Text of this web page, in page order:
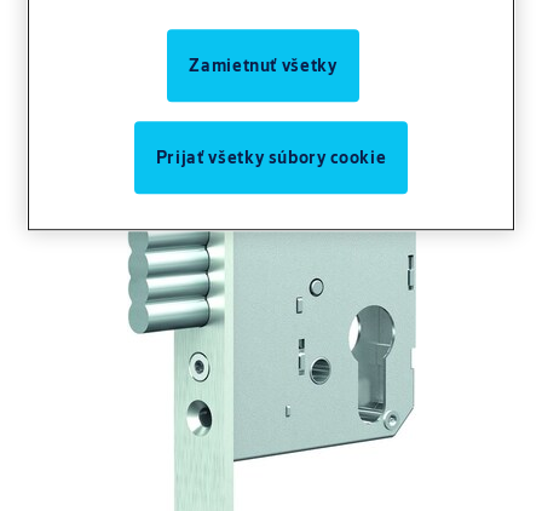
Zamietnuť všetky
Prijať všetky súbory cookie